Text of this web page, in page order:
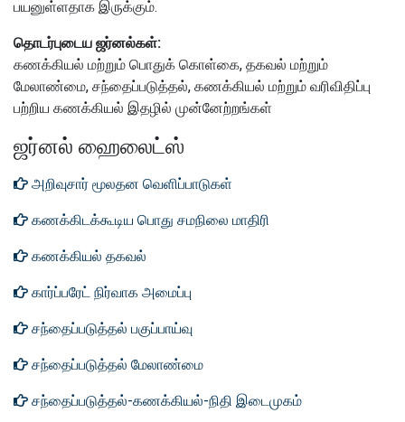
பயனுள்ளதாக இருக்கும்.
தொடர்புடைய ஜர்னல்கள்:
கணக்கியல் மற்றும் பொதுக் கொள்கை, தகவல் மற்றும்
மேலாண்மை, சந்தைப்படுத்தல், கணக்கியல் மற்றும் வரிவிதிப்பு
பற்றிய கணக்கியல் இதழில் முன்னேற்றங்கள்
ஜர்னல் ஹைலைட்ஸ்
அறிவுசார் மூலதன வெளிப்பாடுகள்
கணக்கிடக்கூடிய பொது சமநிலை மாதிரி
கணக்கியல் தகவல்
கார்ப்பரேட் நிர்வாக அமைப்பு
சந்தைப்படுத்தல் பகுப்பாய்வு
சந்தைப்படுத்தல் மேலாண்மை
சந்தைப்படுத்தல்-கணக்கியல்-நிதி இடைமுகம்